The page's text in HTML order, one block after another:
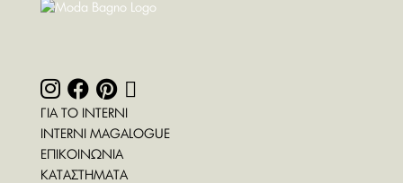
ΓΙΑ ΤΟ INTERNI
INTERNI MAGALOGUE
ΕΠΙΚΟΙΝΩΝΙΑ
ΚΑΤΑΣΤΗΜΑΤΑ